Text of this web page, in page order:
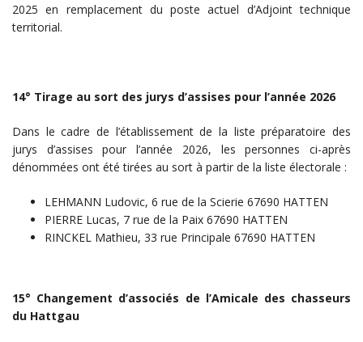
2025 en remplacement du poste actuel d’Adjoint technique
territorial.
14° Tirage au sort des jurys d’assises pour l’année 2026
Dans le cadre de l’établissement de la liste préparatoire des
jurys d’assises pour l’année 2026, les personnes ci-après
dénommées ont été tirées au sort à partir de la liste électorale :
LEHMANN Ludovic, 6 rue de la Scierie 67690 HATTEN
PIERRE Lucas, 7 rue de la Paix 67690 HATTEN
RINCKEL Mathieu, 33 rue Principale 67690 HATTEN
15° Changement d’associés de l’Amicale des chasseurs
du Hattgau